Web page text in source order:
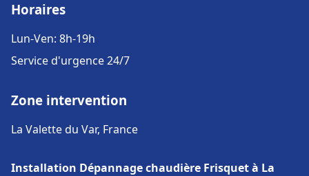
Horaires
Lun-Ven: 8h-19h
Service d'urgence 24/7
Zone intervention
La Valette du Var, France
Installation Dépannage chaudière Frisquet à La